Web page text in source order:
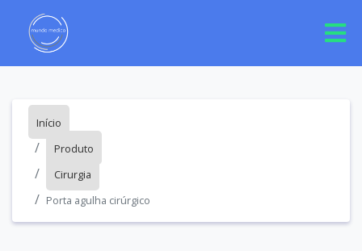
Início
Produto
Cirurgia
Porta agulha cirúrgico